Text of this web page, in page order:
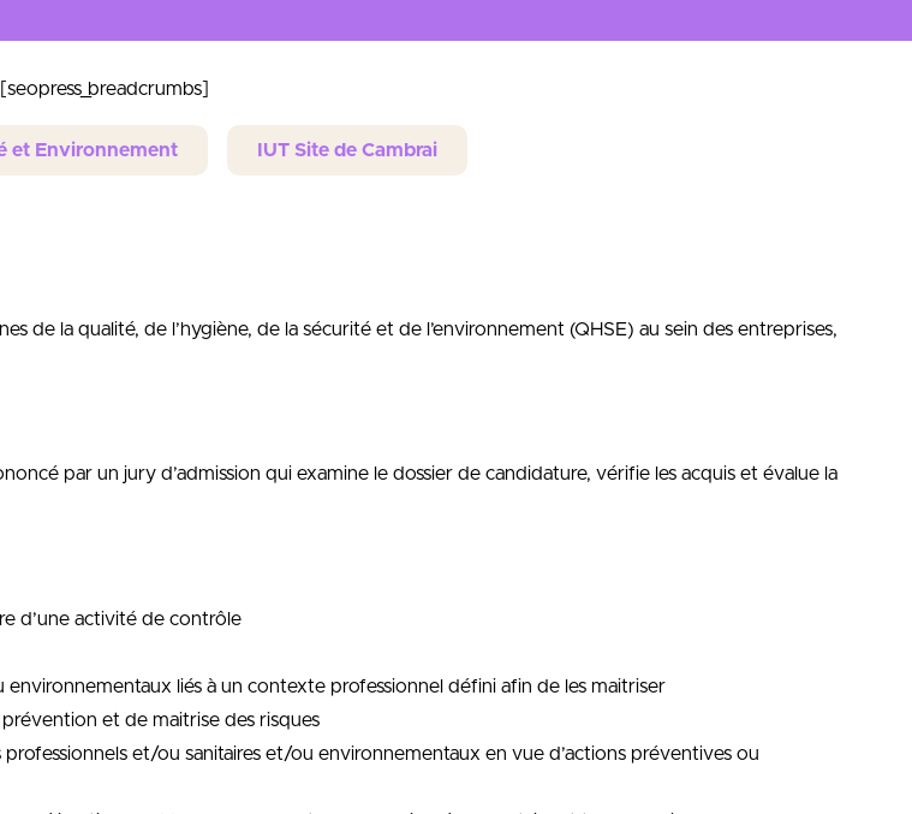
[seopress_breadcrumbs]
et Environnement IUT Site de Cambrai
de la qualité, de l’hygiène, de la sécurité et de l’environnement (QHSE) au sein des entreprises,
par un jury d’admission qui examine le dossier de candidature, vérifie les acquis et évalue la
d’une activité de contrôle
liés à un contexte professionnel défini afin de les maitriser
et de maitrise des risques
et/ou sanitaires et/ou environnementaux en vue d’actions préventives ou